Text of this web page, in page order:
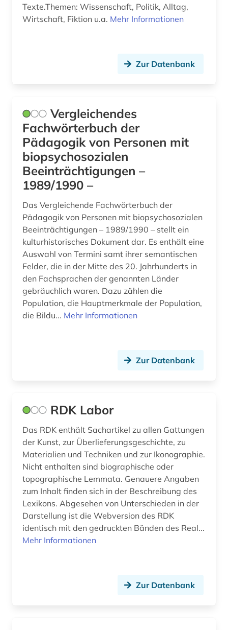
Texte.Themen: Wissenschaft, Politik, Alltag,
Wirtschaft, Fiktion u.a. Mehr Informationen
Zur Datenbank
Vergleichendes
Fachwörterbuch der
Pädagogik von Personen mit
biopsychosozialen
Beeinträchtigungen –
1989/1990 –
Das Vergleichende Fachwörterbuch der
Pädagogik von Personen mit biopsychosozialen
Beeinträchtigungen – 1989/1990 – stellt ein
kulturhistorisches Dokument dar. Es enthält eine
Auswahl von Termini samt ihrer semantischen
Felder, die in der Mitte des 20. Jahrhunderts in
den Fachsprachen der genannten Länder
gebräuchlich waren. Dazu zählen die
Population, die Hauptmerkmale der Population,
die Bildu... Mehr Informationen
Zur Datenbank
RDK Labor
Das RDK enthält Sachartikel zu allen Gattungen
der Kunst, zur Überlieferungsgeschichte, zu
Materialien und Techniken und zur Ikonographie.
Nicht enthalten sind biographische oder
topographische Lemmata. Genauere Angaben
zum Inhalt finden sich in der Beschreibung des
Lexikons. Abgesehen von Unterschieden in der
Darstellung ist die Webversion des RDK
identisch mit den gedruckten Bänden des Real...
Mehr Informationen
Zur Datenbank